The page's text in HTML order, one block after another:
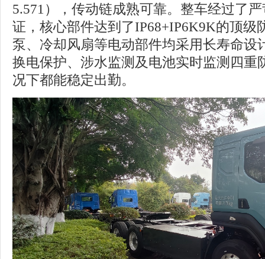
5.571），传动链成熟可靠。整车经过了
证，核心部件达到了IP68+IP6K9K的顶级
泵、冷却风扇等电动部件均采用长寿命设
换电保护、涉水监测及电池实时监测四重
况下都能稳定出勤。